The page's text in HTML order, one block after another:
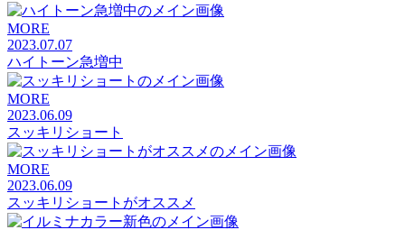
MORE
2023.07.07
ハイトーン急増中
MORE
2023.06.09
スッキリショート
MORE
2023.06.09
スッキリショートがオススメ